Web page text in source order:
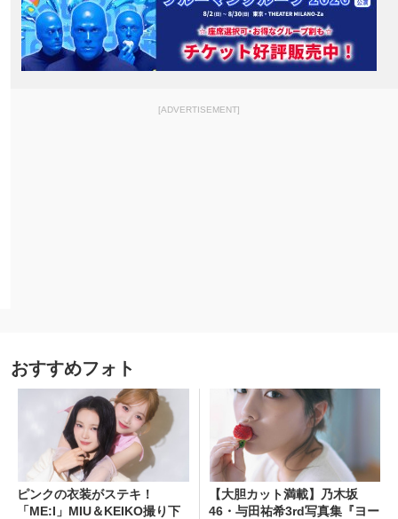
[ADVERTISEMENT]
おすすめフォト
ピンクの衣装がステキ！
「ME:I」MIU＆KEIKO撮り下
【大胆カット満載】乃木坂
46・与田祐希3rd写真集『ヨー